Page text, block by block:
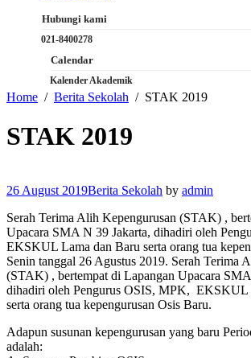
Hubungi kami
021-8400278
Calendar
Kalender Akademik
Home Berita Sekolah STAK 2019
STAK 2019
26 August 2019Berita Sekolah by admin
Serah Terima Alih Kepengurusan (STAK) ,
Upacara SMA N 39 Jakarta, dihadiri oleh
EKSKUL Lama dan Baru serta orang tua
Senin tanggal 26 Agustus 2019. Serah Terima
(STAK) , bertempat di Lapangan Upacara
dihadiri oleh Pengurus OSIS, MPK, EKSKUL
serta orang tua kepengurusan Osis Baru.
Adapun susunan kepengurusan yang baru
adalah: